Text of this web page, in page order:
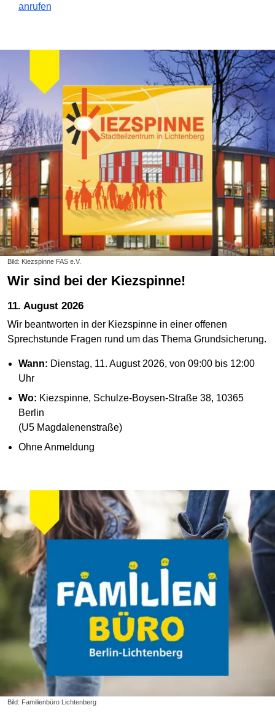
anrufen
Bild: Kiezspinne FAS e.V.
Wir sind bei der Kiezspinne!
11. August 2026
Wir beantworten in der Kiezspinne in einer offenen
Sprechstunde Fragen rund um das Thema Grundsicherung.
Wann: Dienstag, 11. August 2026, von 09:00 bis 12:00
Uhr
Wo: Kiezspinne, Schulze-Boysen-Straße 38, 10365
Berlin
(U5 Magdalenenstraße)
Ohne Anmeldung
Bild: Familienbüro Lichtenberg